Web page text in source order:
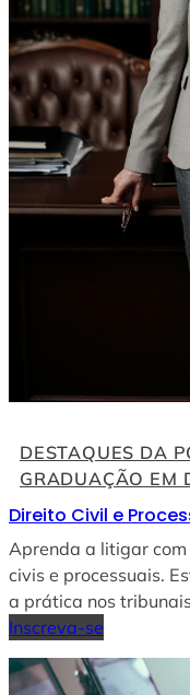
DESTAQUES DA
GRADUAÇÃO EM
Direito Civil e
Aprenda a litigar
civis e processuais.
a prática nos
Inscreva-se